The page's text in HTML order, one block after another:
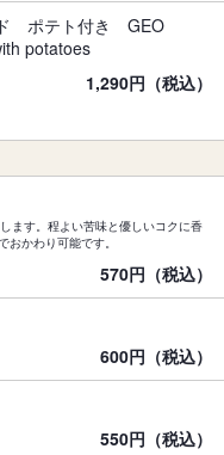
ポテト付き GEO
potatoes
1,290円（税込）
ます。程よい苦味と優しいコクに香
かわり可能です。
570円（税込）
600円（税込）
550円（税込）